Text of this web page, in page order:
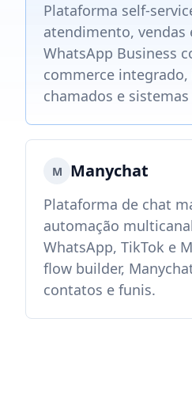
Plataforma self-
atendimento, vendas
WhatsApp Business
commerce
chamados e
M Manychat
Plataforma de chat
automação
WhatsApp, TikTok e
flow builder,
contatos e funis.